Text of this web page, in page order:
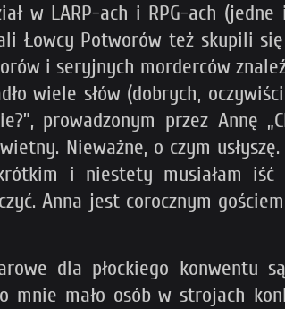
w LARP-ach i RPG-ach
Łowcy Potworów też skupili
i seryjnych morderców
wiele słów (dobrych,
prowadzonym przez Annę
Nieważne, o czym
i niestety musiałam iść
Anna jest corocznym
dla płockiego konwentu
mnie mało osób w strojach